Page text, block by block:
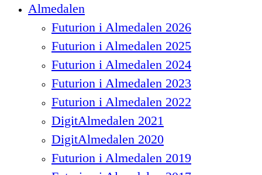
Menu
Almedalen
Futurion i Almedalen 2026
Futurion i Almedalen 2025
Futurion i Almedalen 2024
Futurion i Almedalen 2023
Futurion i Almedalen 2022
DigitAlmedalen 2021
DigitAlmedalen 2020
Futurion i Almedalen 2019